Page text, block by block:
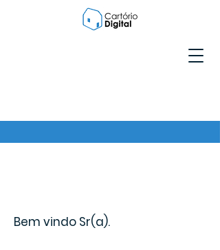
Bem vindo Sr(a).